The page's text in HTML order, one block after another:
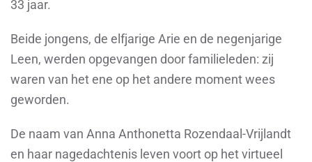
33 jaar.
Beide jongens, de elfjarige Arie en de negenjarige
Leen, werden opgevangen door familieleden: zij
waren van het ene op het andere moment wees
geworden.
De naam van Anna Anthonetta Rozendaal-Vrijlandt
en haar nagedachtenis leven voort op het virtueel